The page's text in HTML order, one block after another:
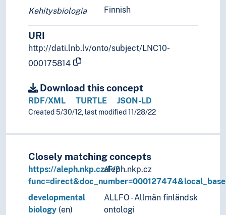
Finnish
Kehitysbiologia
URI
http://dati.lnb.lv/onto/subject/LNC10-
000175814
Download this concept
RDF/XML TURTLE JSON-LD
Created 5/30/12, last modified 11/28/22
Closely matching concepts
https://aleph.nkp.cz/F/?aleph.nkp.cz
developmental
biology (en)
ALLFO - Allmän finländsk
ontologi